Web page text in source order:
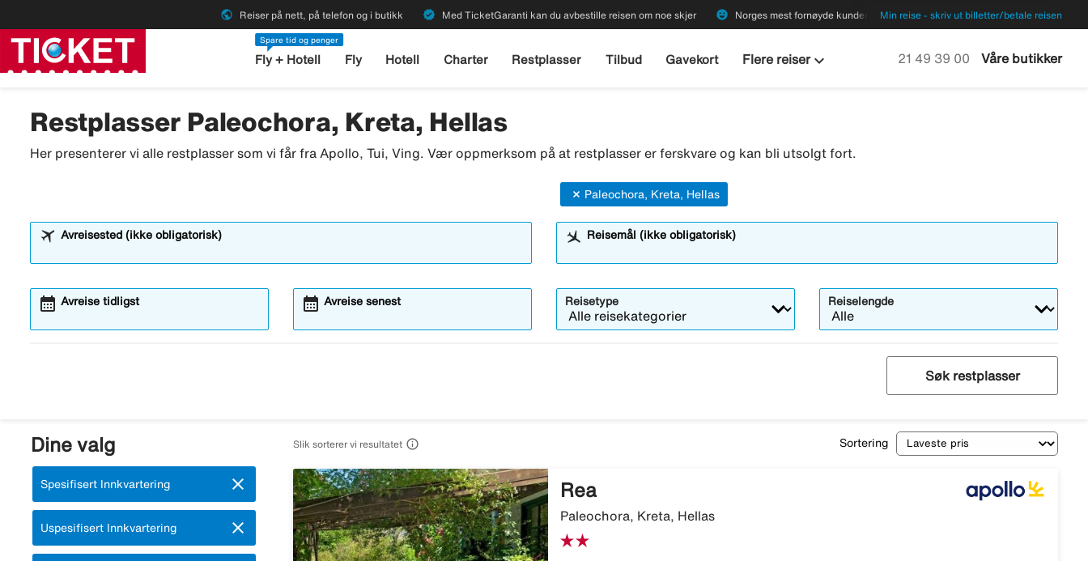
public Reiser på nett, på telefon og i butikk verified Med TicketGaranti kan du avbestille reisen om noe skjer emoji_emotions Norges mest fornøyde kunder Min reise - skriv ut billetter/betale reisen
Spare tid og penger
Fly + Hotell Fly Hotell Charter Restplasser Tilbud Gavekort Flere reiserkeyboard_arrow_down Ring oss på
21 49 39 00 Våre butikker
Restplasser Paleochora, Kreta, Hellas
Her presenterer vi alle restplasser som vi får fra Apollo, Tui, Ving. Vær oppmerksom på at restplasser er ferskvare og kan bli utsolgt fort.
Avreisested (ikke obligatorisk) Reisemål (ikke obligatorisk)
Paleochora, Kreta, Hellas
Avreise tidligst
calendar_month Avreise senest
calendar_month Reisetype Reiselengde
Søk restplasser
Dine valg
Fjern:
Spesifisert Innkvartering close
Fjern:
Uspesifisert Innkvartering close
Slik sorterer vi resultatet  Sortering
Rea
Paleochora, Kreta, Hellas